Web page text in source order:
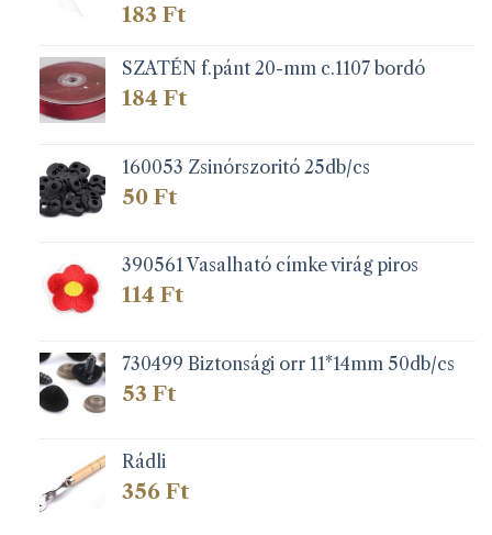
183 Ft
SZATÉN f.pánt 20-mm c.1107 bordó
184 Ft
160053 Zsinórszoritó 25db/cs
50 Ft
390561 Vasalható címke virág piros
114 Ft
730499 Biztonsági orr 11*14mm 50db/cs
53 Ft
Rádli
356 Ft